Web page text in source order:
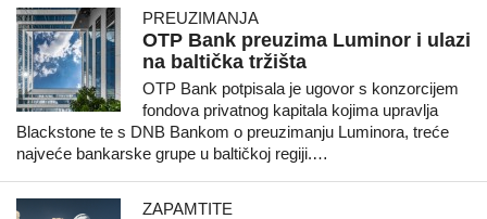
PREUZIMANJA
OTP Bank preuzima Luminor i ulazi
na baltička tržišta
OTP Bank potpisala je ugovor s konzorcijem
fondova privatnog kapitala kojima upravlja
Blackstone te s DNB Bankom o preuzimanju Luminora, treće
najveće bankarske grupe u baltičkoj regiji.…
ZAPAMTITE